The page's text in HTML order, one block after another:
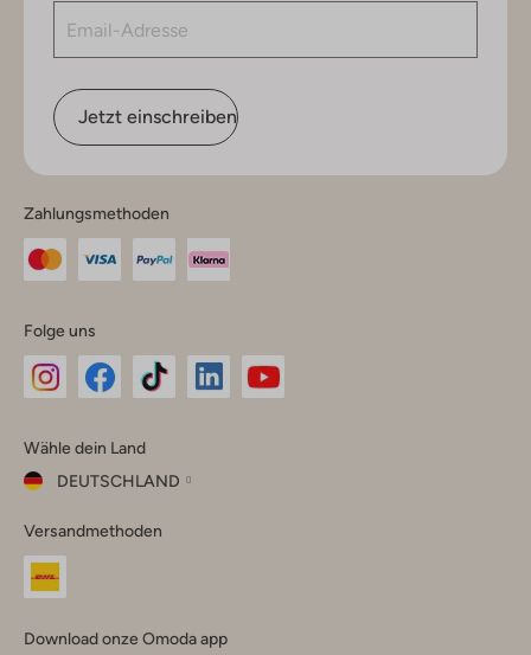
Jetzt einschreiben
Zahlungsmethoden
Folge uns
Instagram
Facebook
TikTok
Wähle dein Land
DEUTSCHLAND
dein
Land
Versandmethoden
Download onze Omoda app